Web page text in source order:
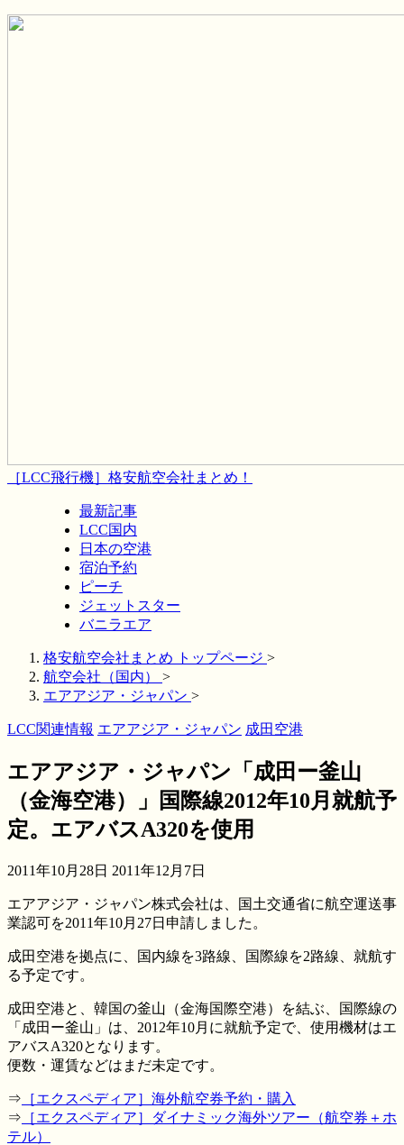
［LCC飛行機］格安航空会社まとめ！
最新記事
LCC国内
日本の空港
宿泊予約
ピーチ
ジェットスター
バニラエア
格安航空会社まとめ トップページ >
航空会社（国内）
>
エアアジア・ジャパン >
LCC関連情報 エアアジア・ジャパン 成田空港
エアアジア・ジャパン「成田ー釜山
（金海空港）」国際線2012年10月就航予
定。エアバスA320を使用
2011年10月28日 2011年12月7日
エアアジア・ジャパン株式会社は、国土交通省に航空運送事
業認可を2011年10月27日申請しました。
成田空港を拠点に、国内線を3路線、国際線を2路線、就航す
る予定です。
成田空港と、韓国の釜山（金海国際空港）を結ぶ、国際線の
「成田ー釜山」は、2012年10月に就航予定で、使用機材はエ
アバスA320となります。
便数・運賃などはまだ未定です。
⇒ ［エクスペディア］海外航空券予約・購入
⇒ ［エクスペディア］ダイナミック海外ツアー（航空券＋ホ
テル）